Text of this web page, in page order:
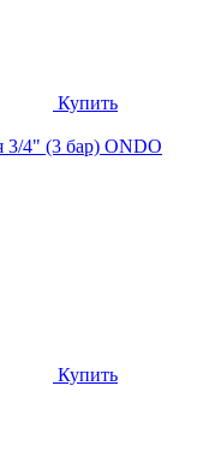
Купить
3/4" (3 бар) ONDO
Купить